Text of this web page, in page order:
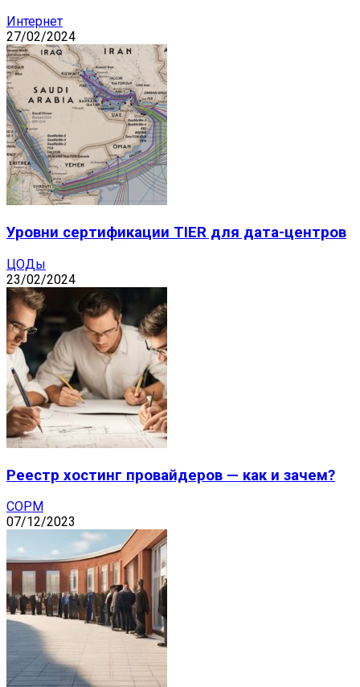
Интернет
27/02/2024
Уровни сертификации TIER для дата-центров
ЦОДы
23/02/2024
Реестр хостинг провайдеров — как и зачем?
СОРМ
07/12/2023